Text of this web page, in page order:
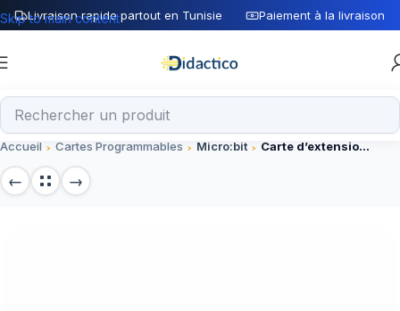
Livraison rapide partout en Tunisie Paiement à la livraison
Skip to main content
Accueil Cartes Programmables Micro:bit Carte d’extension MOTORBIT